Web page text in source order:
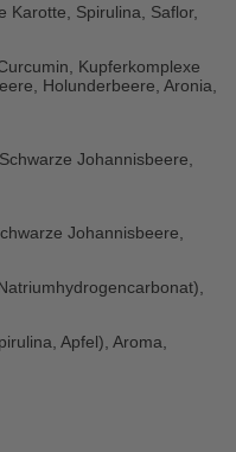
Karotte, Spirulina, Saflor,
Kupferkomplexe
Holunderbeere, Aronia,
Johannisbeere,
Johannisbeere,
Apfel), Aroma,